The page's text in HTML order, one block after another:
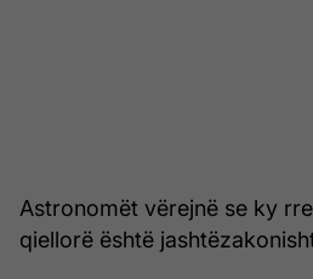
Astronomët vërejnë se ky
qiellorë është